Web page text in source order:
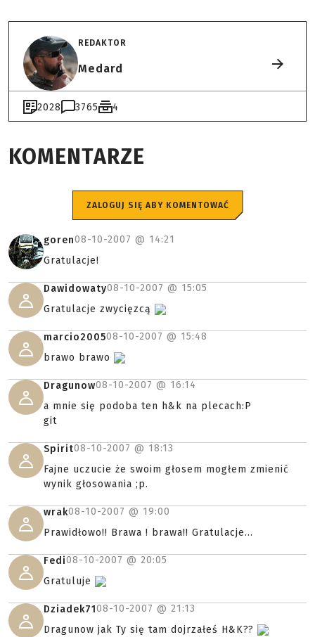
REDAKTOR
Medard
2028 3765 4
KOMENTARZE
ZALOGUJ SIĘ ABY KOMENTOWAĆ
goren08-10-2007 @ 14:21
Gratulacje!
Dawidowaty08-10-2007 @ 15:05
Gratulacje zwycięzcą
marcio200508-10-2007 @ 15:48
brawo brawo
Dragunow08-10-2007 @ 16:14
a mnie się podoba ten h&k na plecach:P
git
Spirit08-10-2007 @ 18:13
Fajne uczucie że swoim głosem mogłem zmienić
wynik głosowania ;p.
wrak08-10-2007 @ 19:00
Prawidłowo!! Brawa ! brawa!! Gratulacje...
Fedi08-10-2007 @ 20:05
Gratuluje
Dziadek7108-10-2007 @ 21:13
Dragunow jak Ty się tam dojrzałeś H&K??